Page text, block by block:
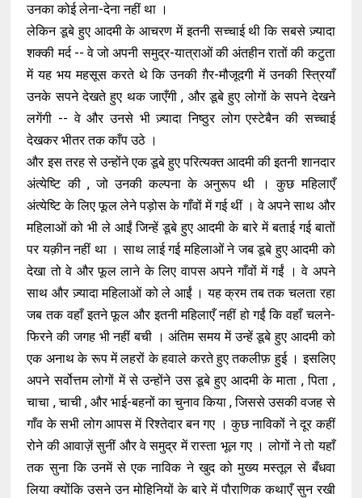
उनका कोई लेना-देना नहीं था ।
लेकिन डूबे हुए आदमी के आचरण में इतनी सच्चाई थी कि सबसे ज़्यादा
शक्की मर्द -- वे जो अपनी समुद्र-यात्राओं की अंतहीन रातों की कटुता
में यह भय महसूस करते थे कि उनकी ग़ैर-मौजूदगी में उनकी स्त्रियाँ
उनके सपने देखते हुए थक जाएँगी , और डूबे हुए लोगों के सपने देखने
लगेंगी -- वे और उनसे भी ज़्यादा निष्ठुर लोग एस्टेबैन की सच्चाई
देखकर भीतर तक काँप उठे ।
और इस तरह से उन्होंने एक डूबे हुए परित्यक्त आदमी की इतनी शानदार
अंत्येष्टि की , जो उनकी कल्पना के अनुरूप थी । कुछ महिलाएँ
अंत्येष्टि के लिए फूल लेने पड़ोस के गाँवों में गई थीं । वे अपने साथ और
महिलाओं को भी ले आईं जिन्हें डूबे हुए आदमी के बारे में बताई गई बातों
पर यक़ीन नहीं था । साथ लाई गई महिलाओं ने जब डूबे हुए आदमी को
देखा तो वे और फूल लाने के लिए वापस अपने गाँवों में गईं । वे अपने
साथ और ज़्यादा महिलाओं को ले आईं । यह क्रम तब तक चलता रहा
जब तक वहाँ इतने फूल और इतनी महिलाएँ नहीं हो गईं कि वहाँ चलने-
फिरने की जगह भी नहीं बची । अंतिम समय में उन्हें डूबे हुए आदमी को
एक अनाथ के रूप में लहरों के हवाले करते हुए तकलीफ़ हुई । इसलिए
अपने सर्वोत्तम लोगों में से उन्होंने उस डूबे हुए आदमी के माता , पिता ,
चाचा , चाची , और भाई-बहनों का चुनाव किया , जिससे उसकी वजह से
गाँव के सभी लोग आपस में रिश्तेदार बन गए । कुछ नाविकों ने दूर कहीं
रोने की आवाज़ें सुनीं और वे समुद्र में रास्ता भूल गए । लोगों ने तो यहाँ
तक सुना कि उनमें से एक नाविक ने खुद को मुख्य मस्तूल से बँधवा
लिया क्योंकि उसने उन मोहिनियों के बारे में पौराणिक कथाएँ सुन रखी